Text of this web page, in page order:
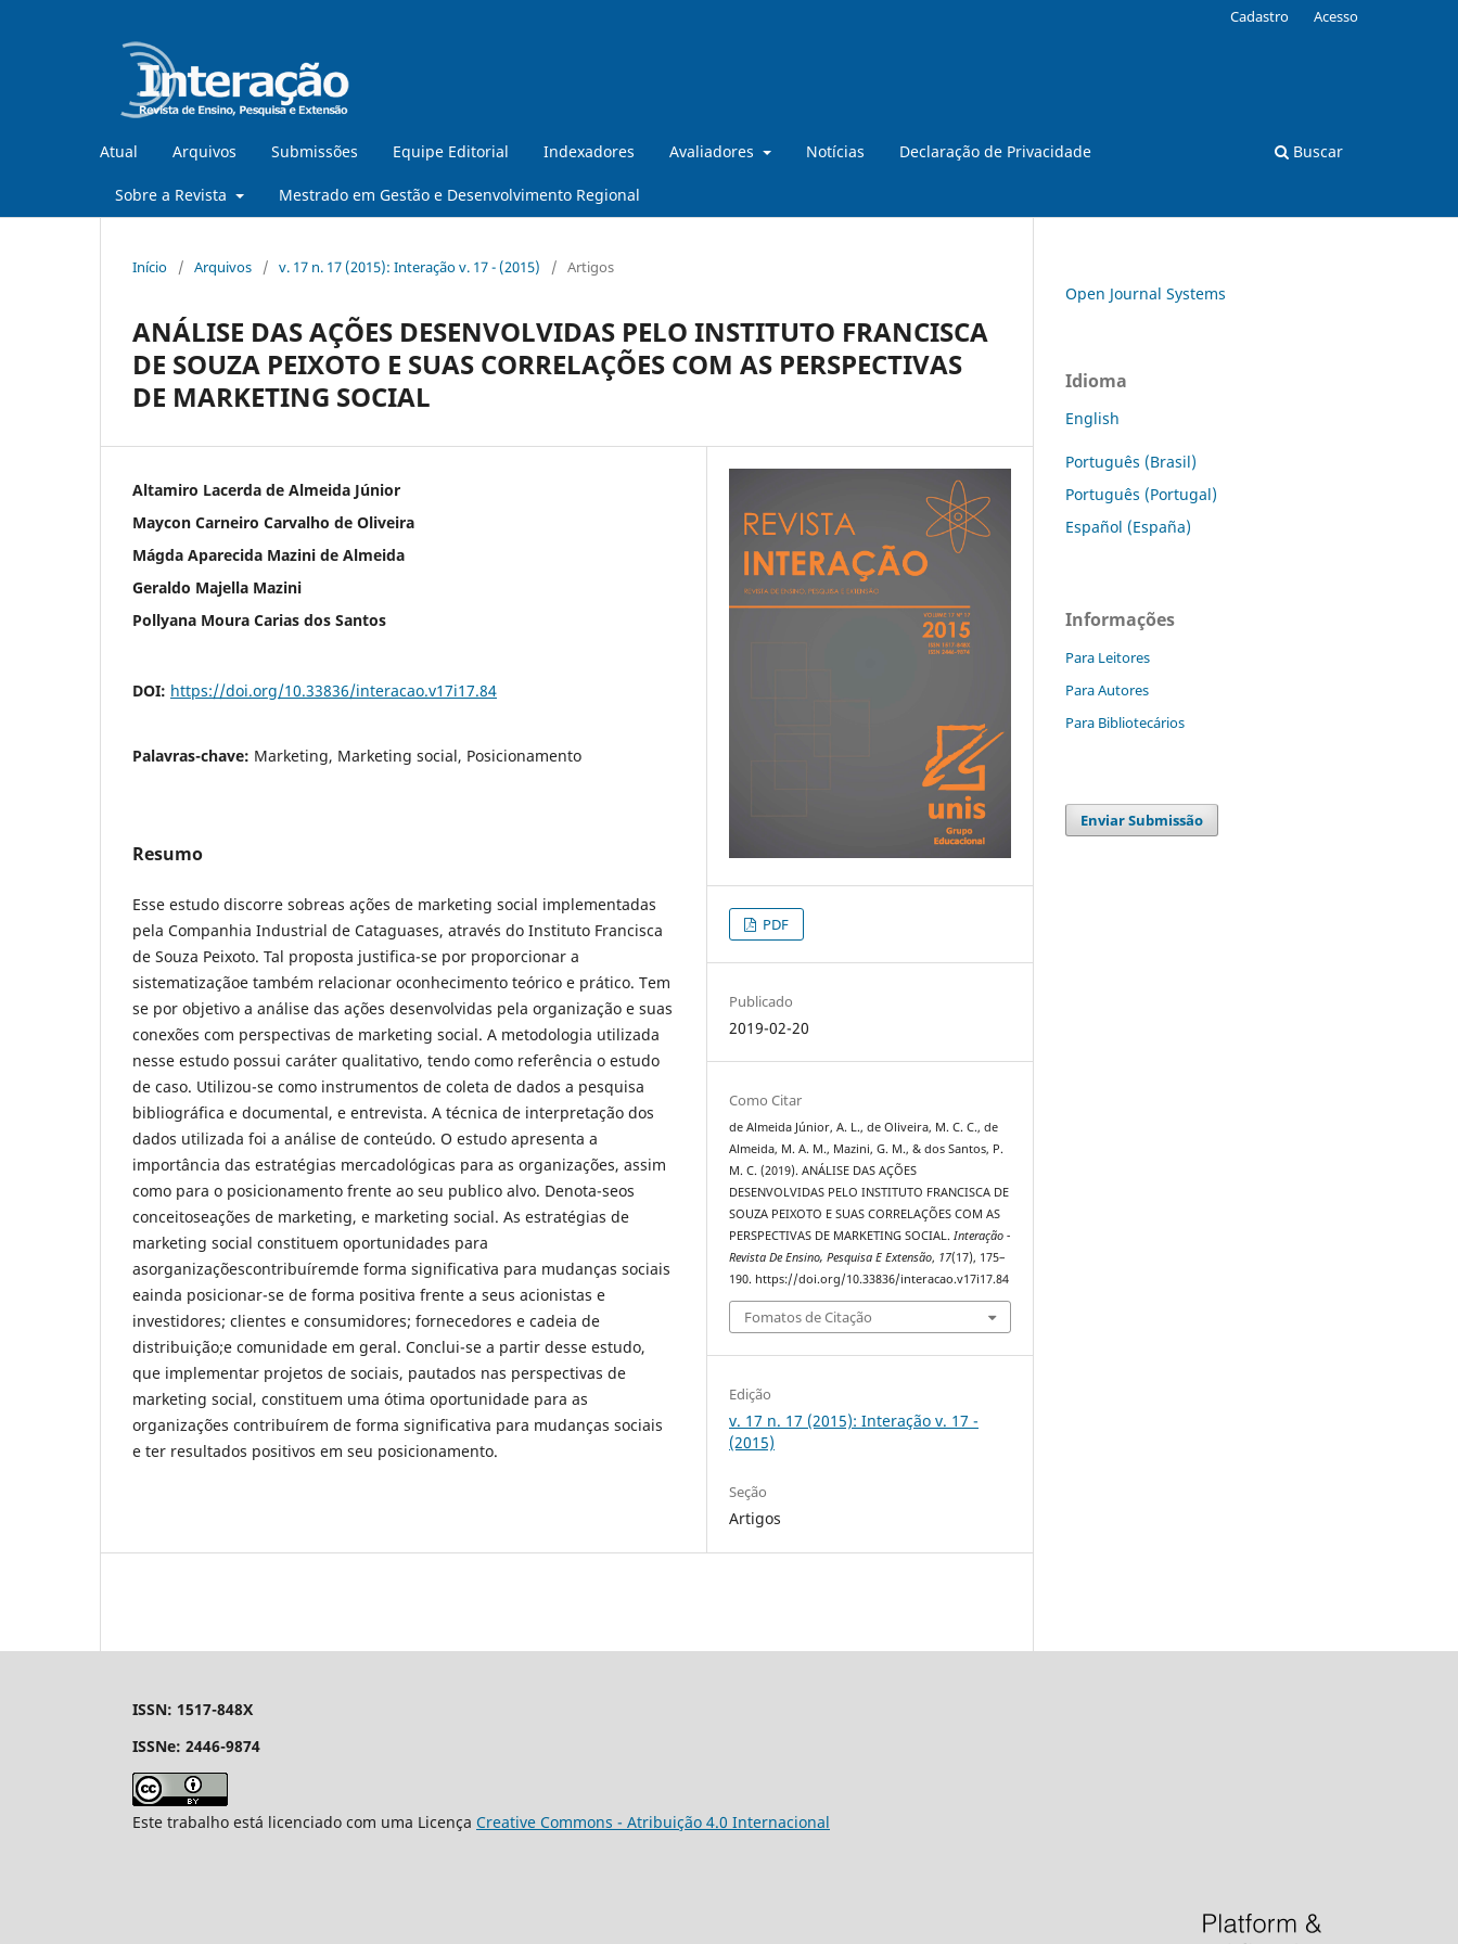
Atual Arquivos Submissões Equipe Editorial Indexadores Avaliadores Notícias Declaração de Privacidade
Sobre a Revista Mestrado em Gestão e Desenvolvimento Regional
Buscar
Cadastro Acesso
Início / Arquivos / v. 17 n. 17 (2015): Interação v. 17 - (2015) / Artigos
ANÁLISE DAS AÇÕES DESENVOLVIDAS PELO INSTITUTO FRANCISCA
DE SOUZA PEIXOTO E SUAS CORRELAÇÕES COM AS PERSPECTIVAS
DE MARKETING SOCIAL
Altamiro Lacerda de Almeida Júnior
Maycon Carneiro Carvalho de Oliveira
Mágda Aparecida Mazini de Almeida
Geraldo Majella Mazini
Pollyana Moura Carias dos Santos
DOI: https://doi.org/10.33836/interacao.v17i17.84
Palavras-chave: Marketing, Marketing social, Posicionamento
Resumo
Esse estudo discorre sobreas ações de marketing social implementadas
pela Companhia Industrial de Cataguases, através do Instituto Francisca
de Souza Peixoto. Tal proposta justifica-se por proporcionar a
sistematizaçãoe também relacionar oconhecimento teórico e prático. Tem
se por objetivo a análise das ações desenvolvidas pela organização e suas
conexões com perspectivas de marketing social. A metodologia utilizada
nesse estudo possui caráter qualitativo, tendo como referência o estudo
de caso. Utilizou-se como instrumentos de coleta de dados a pesquisa
bibliográfica e documental, e entrevista. A técnica de interpretação dos
dados utilizada foi a análise de conteúdo. O estudo apresenta a
importância das estratégias mercadológicas para as organizações, assim
como para o posicionamento frente ao seu publico alvo. Denota-seos
conceitoseações de marketing, e marketing social. As estratégias de
marketing social constituem oportunidades para
asorganizaçõescontribuíremde forma significativa para mudanças sociais
eainda posicionar-se de forma positiva frente a seus acionistas e
investidores; clientes e consumidores; fornecedores e cadeia de
distribuição;e comunidade em geral. Conclui-se a partir desse estudo,
que implementar projetos de sociais, pautados nas perspectivas de
marketing social, constituem uma ótima oportunidade para as
organizações contribuírem de forma significativa para mudanças sociais
e ter resultados positivos em seu posicionamento.
PDF
Publicado
2019-02-20
Como Citar
de Almeida Júnior, A. L., de Oliveira, M. C. C., de
Almeida, M. A. M., Mazini, G. M., & dos Santos, P.
M. C. (2019). ANÁLISE DAS AÇÕES
DESENVOLVIDAS PELO INSTITUTO FRANCISCA DE
SOUZA PEIXOTO E SUAS CORRELAÇÕES COM AS
PERSPECTIVAS DE MARKETING SOCIAL.Interação -
Revista De Ensino, Pesquisa E Extensão, 17(17), 175–
190. https://doi.org/10.33836/interacao.v17i17.84
Fomatos de Citação
Edição
v. 17 n. 17 (2015): Interação v. 17 -
(2015)
Seção
Artigos
Open Journal Systems
Idioma
English
Português (Brasil)
Português (Portugal)
Español (España)
Informações
Para Leitores
Para Autores
Para Bibliotecários
Enviar Submissão
ISSN: 1517-848X
ISSNe: 2446-9874
Este trabalho está licenciado com uma Licença Creative Commons - Atribuição 4.0 Internacional